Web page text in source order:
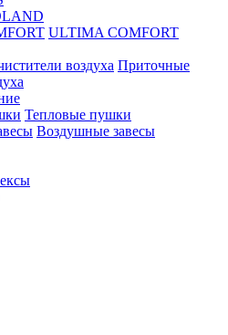
ULTIMA COMFORT
Приточные
Тепловые пушки
Воздушные завесы